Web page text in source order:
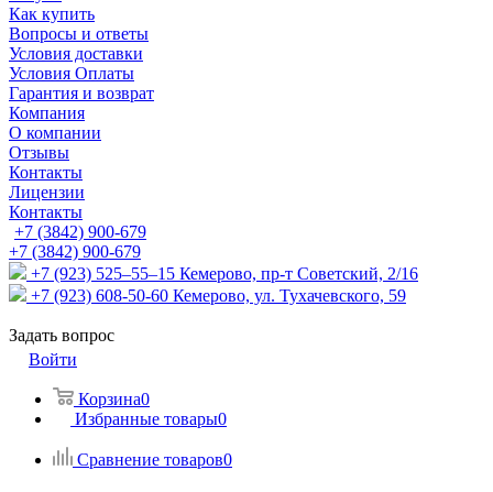
Как купить
Вопросы и ответы
Условия доставки
Условия Оплаты
Гарантия и возврат
Компания
О компании
Отзывы
Контакты
Лицензии
Контакты
+7 (3842) 900-679
+7 (3842) 900-679
+7 (923) 525–55–15 Кемерово, пр-т Советский, 2/16
+7 (923) 608-50-60 Кемерово, ул. Тухачевского, 59
Задать вопрос
Войти
Корзина0
Избранные товары0
Сравнение товаров0